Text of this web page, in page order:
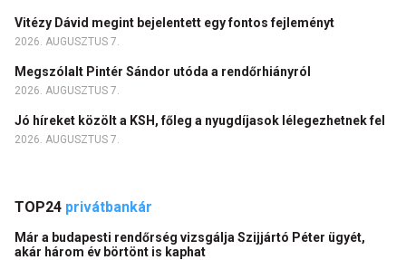
Vitézy Dávid megint bejelentett egy fontos fejleményt
2026. AUGUSZTUS 7.
Megszólalt Pintér Sándor utóda a rendőrhiányról
2026. AUGUSZTUS 7.
Jó híreket közölt a KSH, főleg a nyugdíjasok lélegezhetnek fel
2026. AUGUSZTUS 7.
TOP24 privátbankár
Már a budapesti rendőrség vizsgálja Szijjártó Péter ügyét,
akár három év börtönt is kaphat